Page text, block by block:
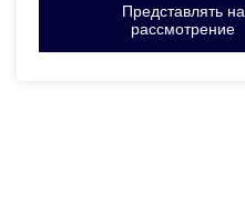
Представлять на
рассмотрение